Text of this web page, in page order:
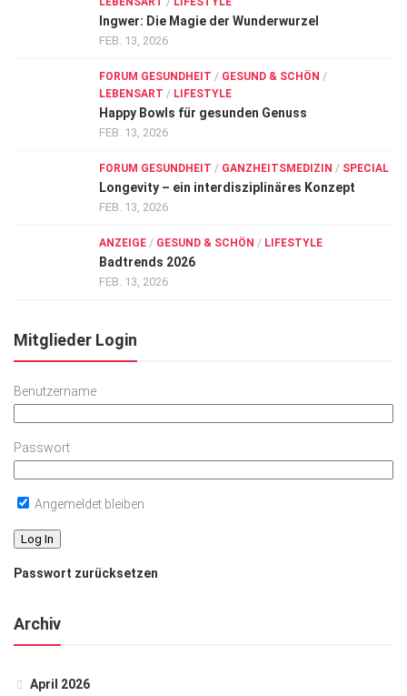
Ingwer: Die Magie der Wunderwurzel
FEB. 13, 2026
FORUM GESUNDHEIT / GESUND & SCHÖN /
LEBENSART / LIFESTYLE
Happy Bowls für gesunden Genuss
FEB. 13, 2026
FORUM GESUNDHEIT / GANZHEITSMEDIZIN / SPECIAL
Longevity – ein interdisziplinäres Konzept
FEB. 13, 2026
ANZEIGE / GESUND & SCHÖN / LIFESTYLE
Badtrends 2026
FEB. 13, 2026
Mitglieder Login
Benutzername
Passwort
Angemeldet bleiben
Passwort zurücksetzen
Archiv
April 2026